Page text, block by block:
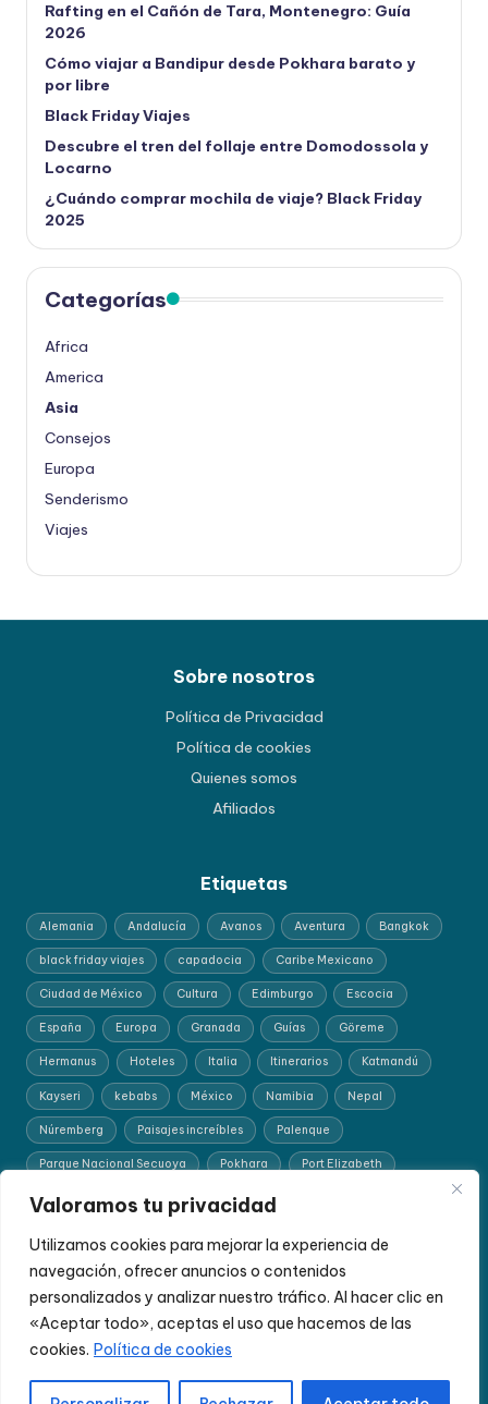
Valoramos tu privacidad
Utilizamos cookies para mejorar la experiencia de
navegación, ofrecer anuncios o contenidos
personalizados y analizar nuestro tráfico. Al hacer clic en
«Aceptar todo», aceptas el uso que hacemos de las
cookies. Política de cookies
Rafting en el Cañón de Tara, Montenegro: Guía
2026
Cómo viajar a Bandipur desde Pokhara barato y
por libre
Black Friday Viajes
Descubre el tren del follaje entre Domodossola y
Locarno
¿Cuándo comprar mochila de viaje? Black Friday
2025
Categorías
Africa
America
Asia
Consejos
Europa
Senderismo
Viajes
Sobre nosotros
Política de Privacidad
Política de cookies
Quienes somos
Afiliados
Etiquetas
Alemania Andalucía Avanos Aventura Bangkok
black friday viajes capadocia Caribe Mexicano
Ciudad de México Cultura Edimburgo Escocia
España Europa Granada Guías Göreme
Hermanus Hoteles Italia Itinerarios Katmandú
Kayseri kebabs México Namibia Nepal
Núremberg Paisajes increíbles Palenque
Parque Nacional Secuoya Pokhara Port Elizabeth
Recomendación para mochileros Ruta del Desierto
trenEuropa Turquía viajar por libre Tailandia
ViajePorLibre Žabljak